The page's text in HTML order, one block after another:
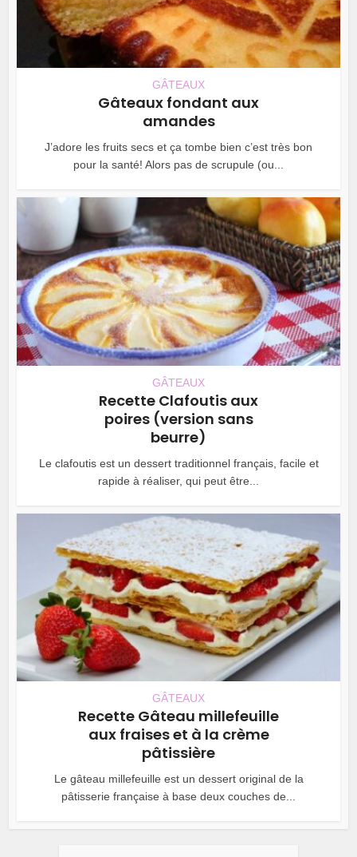
GÂTEAUX
Gâteaux fondant aux
amandes
J’adore les fruits secs et ça tombe bien c’est très bon
pour la santé! Alors pas de scrupule (ou...
GÂTEAUX
Recette Clafoutis aux
poires (version sans
beurre)
Le clafoutis est un dessert traditionnel français, facile et
rapide à réaliser, qui peut être...
GÂTEAUX
Recette Gâteau millefeuille
aux fraises et à la crème
pâtissière
Le gâteau millefeuille est un dessert original de la
pâtisserie française à base deux couches de...